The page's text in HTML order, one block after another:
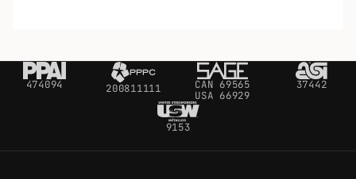
474094 200811111
CAN 69565
USA 66929
37442
9153